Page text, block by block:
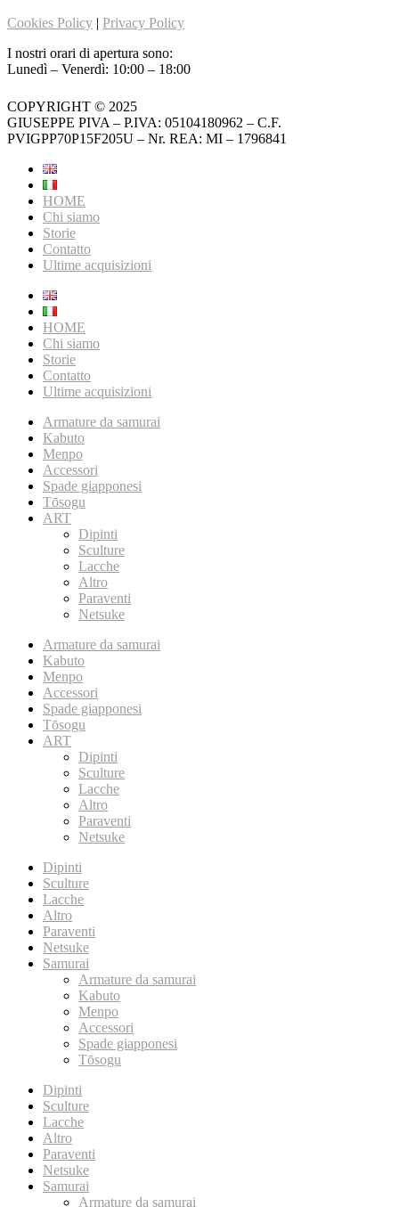
Cookies Policy | Privacy Policy
I nostri orari di apertura sono:
Lunedì – Venerdì: 10:00 – 18:00
COPYRIGHT © 2025
GIUSEPPE PIVA – P.IVA: 05104180962 – C.F.
PVIGPP70P15F205U – Nr. REA: MI – 1796841
HOME
Chi siamo
Storie
Contatto
Ultime acquisizioni
HOME
Chi siamo
Storie
Contatto
Ultime acquisizioni
Armature da samurai
Kabuto
Menpo
Accessori
Spade giapponesi
Tōsogu
ART
Dipinti
Sculture
Lacche
Altro
Paraventi
Netsuke
Armature da samurai
Kabuto
Menpo
Accessori
Spade giapponesi
Tōsogu
ART
Dipinti
Sculture
Lacche
Altro
Paraventi
Netsuke
Dipinti
Sculture
Lacche
Altro
Paraventi
Netsuke
Samurai
Armature da samurai
Kabuto
Menpo
Accessori
Spade giapponesi
Tōsogu
Dipinti
Sculture
Lacche
Altro
Paraventi
Netsuke
Samurai
Armature da samurai